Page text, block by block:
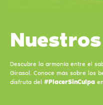
Descubre la armonía entre el
Girasol. Conoce más sobre los
disfruta del #PlacerSinCulpa